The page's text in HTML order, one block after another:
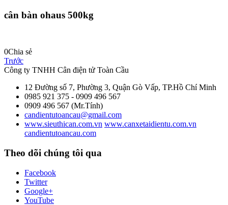
cân bàn ohaus 500kg
0Chia sẻ
Trước
Công ty TNHH Cân điện tử Toàn Cầu
12 Đường số 7, Phường 3, Quận Gò Vấp, TP.Hồ Chí Minh
0985 921 375 - 0909 496 567
0909 496 567 (Mr.Tính)
candientutoancau@gmail.com
www.sieuthican.com.vn www.canxetaidientu.com.vn
candientutoancau.com
Theo dõi chúng tôi qua
Facebook
Twitter
Google+
YouTube